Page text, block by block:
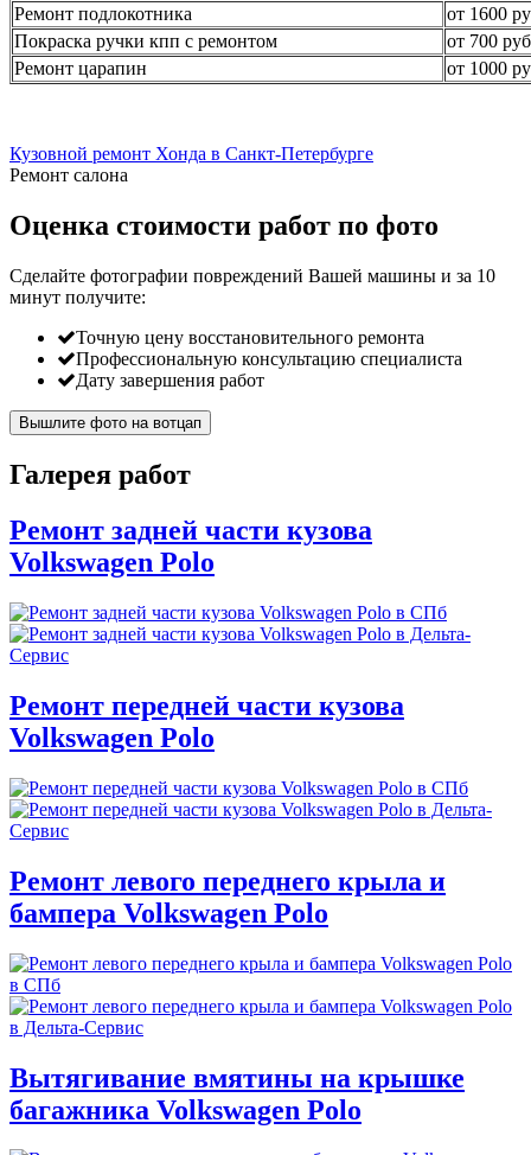
Ремонт подлокотника
от 1600
Покраска ручки кпп с ремонтом
от 700
Ремонт царапин
от 1000
Кузовной ремонт Хонда в Санкт-Петербурге
Ремонт салона
Оценка стоимости работ по фото
Сделайте фотографии повреждений Вашей машины и за 10
минут получите:
Точную цену восстановительного ремонта
Профессиональную консультацию специалиста
Дату завершения работ
Вышлите фото на вотцап
Галерея работ
Ремонт задней части кузова
Volkswagen Polo
Ремонт передней части кузова
Volkswagen Polo
Ремонт левого переднего крыла и
бампера Volkswagen Polo
Вытягивание вмятины на крышке
багажника Volkswagen Polo